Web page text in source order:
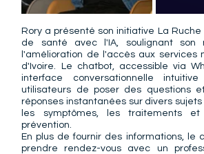
Rory a présenté son initiative La
de santé avec l'IA, soulignant son
l'amélioration de l'accès aux services
d'Ivoire. Le chatbot, accessible via
interface conversationnelle
utilisateurs de poser des questions
réponses instantanées sur divers
les symptômes, les traitements
prévention.
En plus de fournir des informations, le
prendre rendez-vous avec un